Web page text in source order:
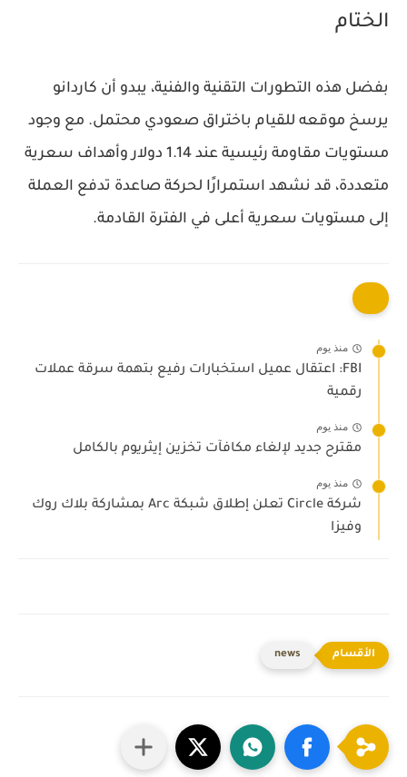
الختام
بفضل هذه التطورات التقنية والفنية، يبدو أن كاردانو
يرسخ موقعه للقيام باختراق صعودي محتمل. مع وجود
مستويات مقاومة رئيسية عند 1.14 دولار
وأهداف سعرية
متعددة، قد نشهد استمرارًا لحركة صاعدة تدفع العملة
إلى مستويات سعرية أعلى في الفترة القادمة.
منذ يوم
FBI: اعتقال عميل استخبارات رفيع بتهمة سرقة عملات
رقمية
منذ يوم
مقترح جديد لإلغاء مكافآت تخزين إيثريوم بالكامل
منذ يوم
شركة Circle تعلن إطلاق شبكة Arc بمشاركة بلاك روك
وفيزا
news